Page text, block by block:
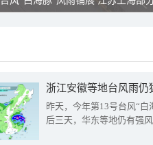
浙江安徽等地台风雨
昨天，今年第13号台风“
后三天，华东等地仍有强